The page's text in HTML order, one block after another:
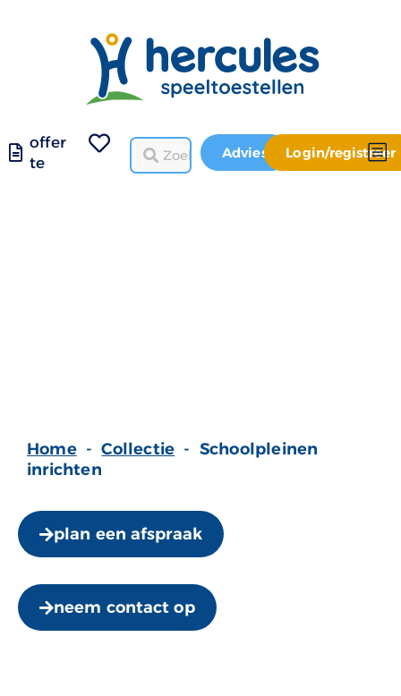
offer
te
Advies Login/registreer
Home - Collectie - Schoolpleinen
inrichten
plan een afspraak
neem contact op